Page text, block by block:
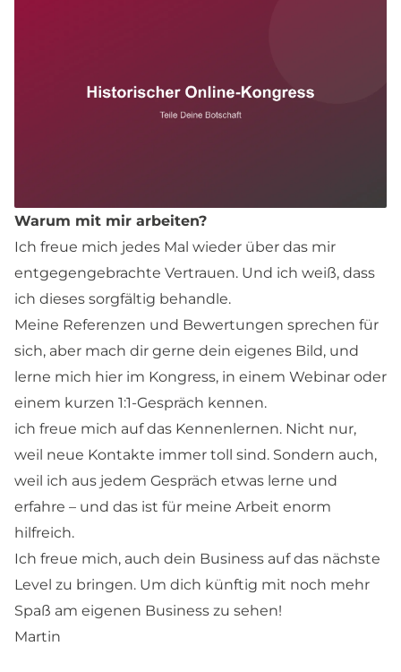
Warum mit mir arbeiten?
Ich freue mich jedes Mal wieder über das mir
entgegengebrachte Vertrauen. Und ich weiß, dass
ich dieses sorgfältig behandle.
Meine Referenzen und Bewertungen sprechen für
sich, aber mach dir gerne dein eigenes Bild, und
lerne mich hier im Kongress, in einem Webinar oder
einem kurzen 1:1-Gespräch kennen.
ich freue mich auf das Kennenlernen. Nicht nur,
weil neue Kontakte immer toll sind. Sondern auch,
weil ich aus jedem Gespräch etwas lerne und
erfahre – und das ist für meine Arbeit enorm
hilfreich.
Ich freue mich, auch dein Business auf das nächste
Level zu bringen. Um dich künftig mit noch mehr
Spaß am eigenen Business zu sehen!
Martin